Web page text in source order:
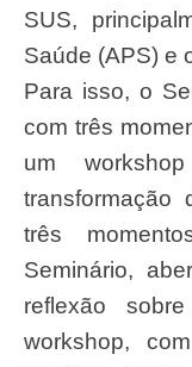
SUS,
Saúde (APS) e
Para isso, o
com três
um
transformação
três
Seminário,
reflexão
workshop,